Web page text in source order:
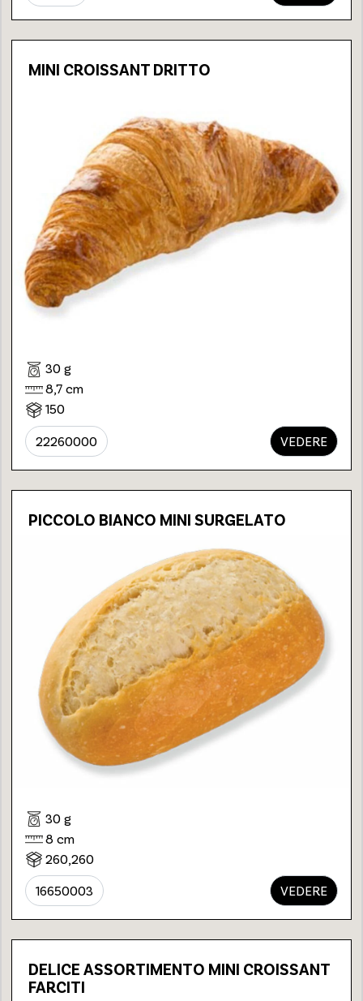
MINI CROISSANT DRITTO
30 g
8,7 cm
150
22260000 VEDERE
PICCOLO BIANCO MINI SURGELATO
30 g
8 cm
260,260
16650003 VEDERE
DELICE ASSORTIMENTO MINI CROISSANT
FARCITI